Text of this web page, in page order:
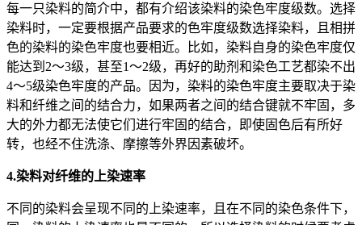
每一只染料的简介中，都有介绍该染料的染色牢度级数。选择
染料时，一定要根据产品要求的色牢度级数选择染料，且相拼
色的染料的染色牢度也要相近。比如，染料自身的染色牢度仅
能达到2～3级，甚至1～2级，再好的助剂和染色工艺都染不出
4～5级染色牢度的产品。因为，染料的染色牢度主要取决于染
料和纤维之间的结合力，如果两者之间的结合键就不牢固，多
大的外力都无法使它们进行牢固的结合，即使固色后有所好
转，也经不住洗涤、摩擦等外界因素破坏。
4.染料对纤维的上染速率
不同的染料会呈现不同的上染速率，且在不同的染色条件下，